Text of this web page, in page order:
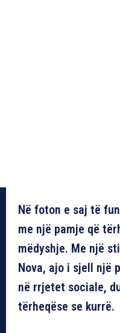
Në foton e saj të
me një pamje që
mëdyshje. Me një
Nova, ajo i sjell një
në rrjetet sociale,
tërheqëse se kurrë.